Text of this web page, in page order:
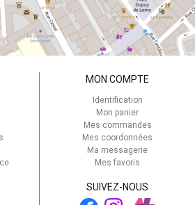
MON COMPTE
Identification
Mon panier
Mes commandes
Mes coordonnées
Ma messagerie
Mes favoris
SUIVEZ-NOUS